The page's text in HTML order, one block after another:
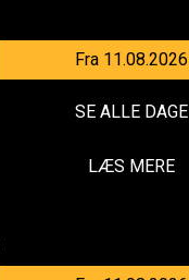
Fra 11.08.2026
SE ALLE DAGE
LÆS MERE